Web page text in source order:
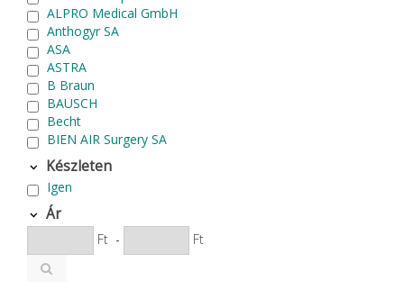
ALPRO Medical GmbH
Anthogyr SA
ASA
ASTRA
B Braun
BAUSCH
Becht
BIEN AIR Surgery SA
Bode Chemie
Cardex
Carlo de Giorgi srl
CATTANI SpA
CAVEX
Cefla S.C.
CEMM Dental High Tech Ltd.
Készleten
Igen
Ár
Ft - Ft